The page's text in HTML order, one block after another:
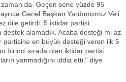
da. Geçen sene yüzde 95
Genel Başkan Yardımcımız Veli
dile getirdi. 5 iktidar partisi
alamadık. Acaba desteği mi az
partisine en büyük desteği veren ilk 5
birinci sırada olan iktidar partisi
yanmadığını iddia etti." diye